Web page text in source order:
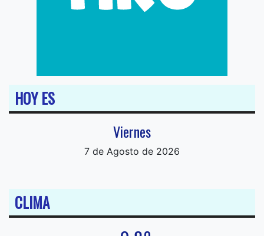
HOY ES
Viernes
7 de Agosto de 2026
CLIMA